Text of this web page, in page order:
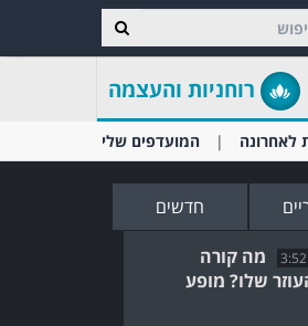
רוחניות והעצמה
לאחרונה המועדפים שלי
חדשים
3:52
מה קורה
שלו? מופע